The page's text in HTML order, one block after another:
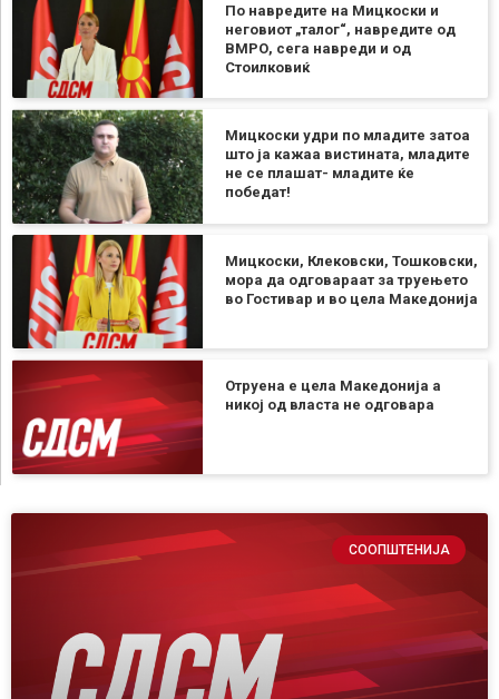
По навредите на Мицкоски и
неговиот „талог“, навредите од
ВМРО, сега навреди и од
Стоилковиќ
Мицкоски удри по младите затоа
што ја кажаа вистината, младите
не се плашат- младите ќе
победат!
Мицкоски, Клековски, Тошковски,
мора да одговараат за труењето
во Гостивар и во цела Македонија
Отруена е цела Македонија а
никој од власта не одговара
СООПШТЕНИЈА